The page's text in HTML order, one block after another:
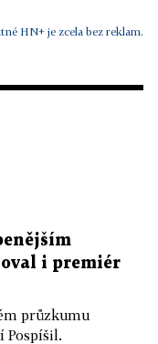
HN+ je zcela bez reklam.
i premiér
průzkumu
Pospíšil.